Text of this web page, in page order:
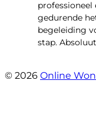
gedurende
begeleiding
stap.
© 2026 Online